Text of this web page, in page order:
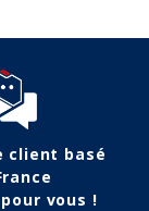
client basé
vous !